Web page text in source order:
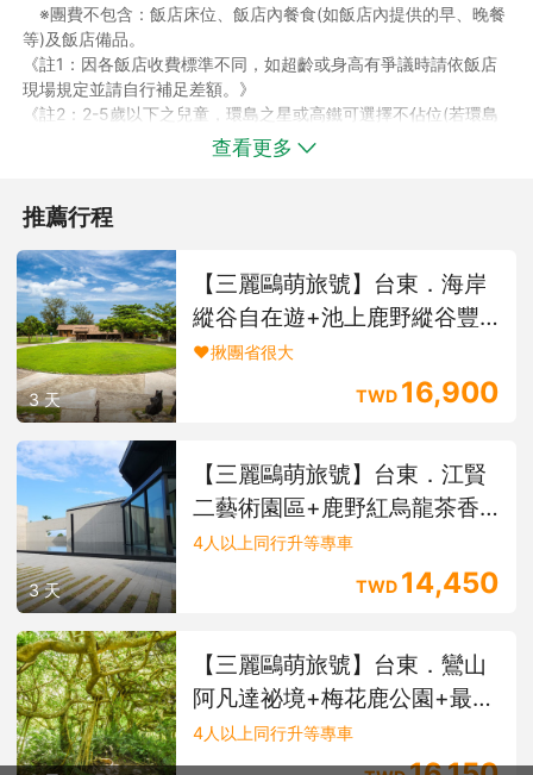
※團費不包含：飯店床位、飯店內餐食(如飯店內提供的早、晚餐
等)及飯店備品。
《註1：因各飯店收費標準不同，如超齡或身高有爭議時請依飯店
現場規定並請自行補足差額。》
《註2：2-5歲以下之兒童，環島之星或高鐵可選擇不佔位(若環島
之星未佔位，即不含車廂內餐食、車票、座位、活動)；如不需車
票請於訂購時告知客服人員，由客服人員為您做人工減價。》
齡或未報名者恕無法享用任何行程內之接送。(如需加購嬰兒安全
◆因旅遊行程皆須承保保險，為了保障同車其他旅客權益以及貴賓
安全，未報名者現場司機有權拒載。
◆若遇天氣不佳或不可抗拒之因素，本公司保有取消或變更行程的
權利。
◆請於規定時間準時集合，行程中如旅客因個人因素私自脫隊或集
合不到視同旅客放棄行程，本公司不予退費。
◆以上行程載明之車行時間僅供參考，因路況或假日遊客眾多行程
順序將視情況前後更動。
◆本行程部分搭乘巴士，請旅客自備暈車藥或其他隨身藥物。
◆本行程適用「國內旅遊定型化契約書」之相關規定。
查看更多
推薦行程
3 天
【三麗鷗萌旅號】台東．海岸
縱谷自在遊+池上鹿野縱谷豐
富玩3天(中部出發)
❤️揪團省很大
TWD 16,900
3 天
【三麗鷗萌旅號】台東．江賢
二藝術園區+鹿野紅烏龍茶香
之旅3天(中部出發)
4人以上同行升等專車
TWD 14,450
【三麗鷗萌旅號】台東．鸞山
阿凡達祕境+梅花鹿公園+最美
多良車站3天(中部出發)
4人以上同行升等專車